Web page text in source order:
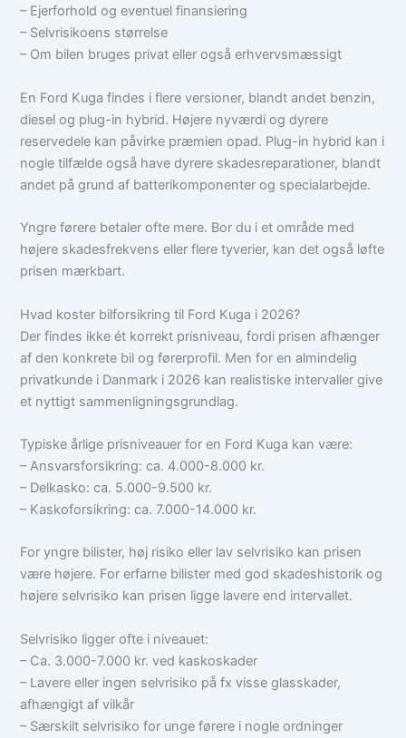
– Ejerforhold og eventuel finansiering
– Selvrisikoens størrelse
– Om bilen bruges privat eller også erhvervsmæssigt
En Ford Kuga findes i flere versioner, blandt andet benzin,
diesel og plug-in hybrid. Højere nyværdi og dyrere
reservedele kan påvirke præmien opad. Plug-in hybrid kan i
nogle tilfælde også have dyrere skadesreparationer, blandt
andet på grund af batterikomponenter og specialarbejde.
Yngre førere betaler ofte mere. Bor du i et område med
højere skadesfrekvens eller flere tyverier, kan det også løfte
prisen mærkbart.
Hvad koster bilforsikring til Ford Kuga i 2026?
Der findes ikke ét korrekt prisniveau, fordi prisen afhænger
af den konkrete bil og førerprofil. Men for en almindelig
privatkunde i Danmark i 2026 kan realistiske intervaller give
et nyttigt sammenligningsgrundlag.
Typiske årlige prisniveauer for en Ford Kuga kan være:
– Ansvarsforsikring: ca. 4.000-8.000 kr.
– Delkasko: ca. 5.000-9.500 kr.
– Kaskoforsikring: ca. 7.000-14.000 kr.
For yngre bilister, høj risiko eller lav selvrisiko kan prisen
være højere. For erfarne bilister med god skadeshistorik og
højere selvrisiko kan prisen ligge lavere end intervallet.
Selvrisiko ligger ofte i niveauet:
– Ca. 3.000-7.000 kr. ved kaskoskader
– Lavere eller ingen selvrisiko på fx visse glasskader,
afhængigt af vilkår
– Særskilt selvrisiko for unge førere i nogle ordninger